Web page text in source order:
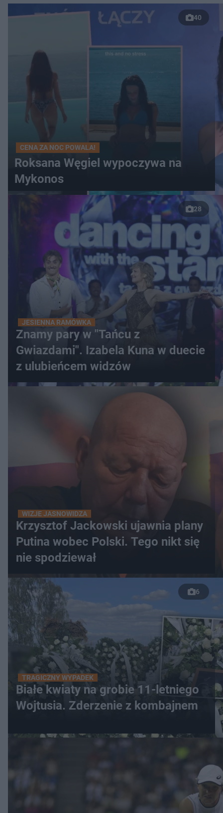
40
CENA ZA NOC POWALA!
Roksana Węgiel wypoczywa na
Mykonos
28
JESIENNA RAMÓWKA
Znamy pary w "Tańcu z
Gwiazdami". Izabela Kuna w duecie
z ulubieńcem widzów
WIZJE JASNOWIDZA
Krzysztof Jackowski ujawnia plany
Putina wobec Polski. Tego nikt się
nie spodziewał
6
TRAGICZNY WYPADEK
Białe kwiaty na grobie 11-letniego
Wojtusia. Zderzenie z kombajnem